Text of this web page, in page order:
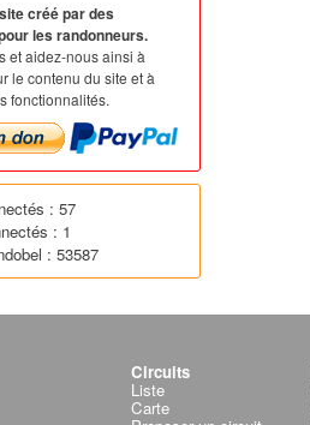
créé par des
les randonneurs.
et aidez-nous ainsi à
le contenu du site et à
fonctionnalités.
: 57
: 1
: 53587
Circuits
Liste
Carte